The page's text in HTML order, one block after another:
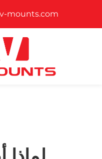
mounts.com